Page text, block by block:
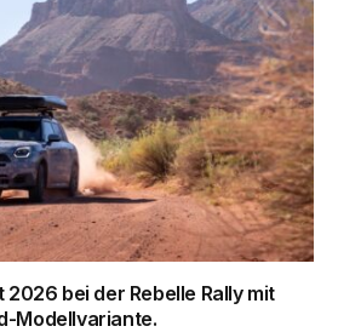
2026 bei der Rebelle Rally mit
Modellvariante.